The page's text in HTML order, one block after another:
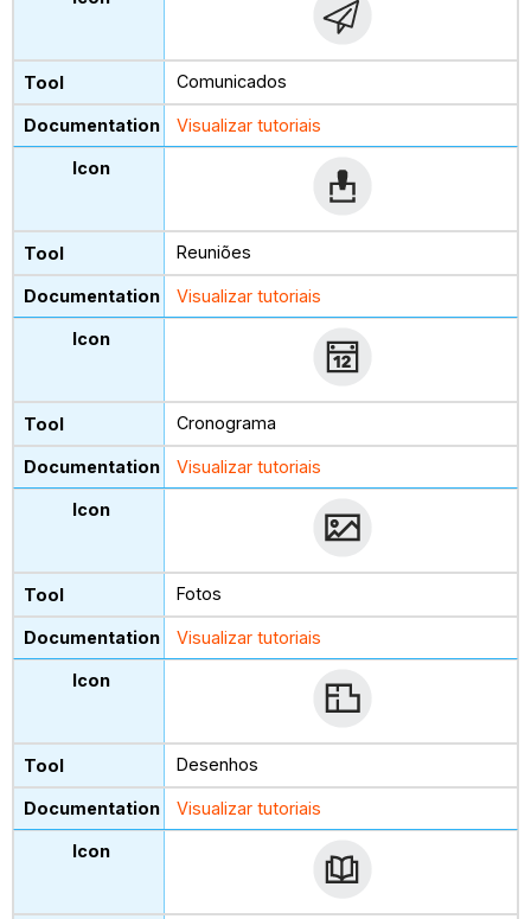
Comunicados
Visualizar tutoriais
Reuniões
Visualizar tutoriais
Cronograma
Visualizar tutoriais
Fotos
Visualizar tutoriais
Desenhos
Visualizar tutoriais